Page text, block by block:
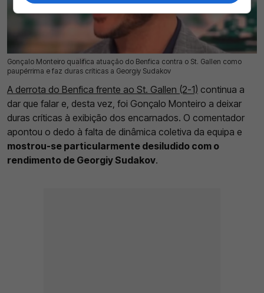
Gonçalo Monteiro qualifica atuação do Benfica contra o St. Gallen como
paupérrima e faz duras críticas a Georgiy Sudakov
25 Jul 2026 | 13:43 | 0
A derrota do Benfica frente ao St. Gallen (2-1) continua a
dar que falar e, desta vez, foi Gonçalo Monteiro a deixar
duras críticas à exibição dos encarnados. O comentador
apontou o dedo à falta de dinâmica coletiva da equipa e
mostrou-se particularmente desiludido com o
rendimento de Georgiy Sudakov.